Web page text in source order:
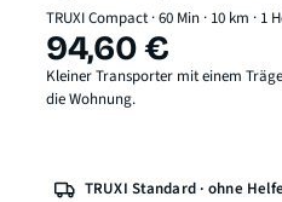
TRUXI Compact · 60 Min · 10 km · 1
94,60 €
Kleiner Transporter mit einem
die Wohnung.
TRUXI Standard · ohne